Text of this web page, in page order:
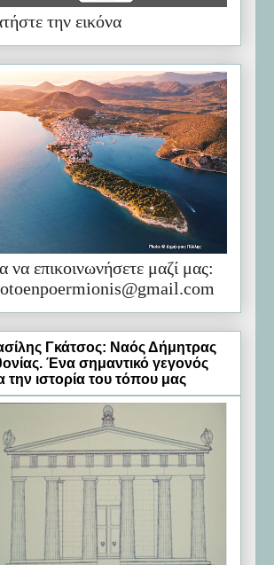
την εικόνα
να επικοινωνήσετε μαζί μας:
Γκάτσος: Ναός Δήμητρας
Ένα σημαντικό γεγονός
την ιστορία του τόπου μας